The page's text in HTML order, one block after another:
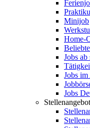
Minijob
Home-
Jobs ab
Jobs im
Jobs